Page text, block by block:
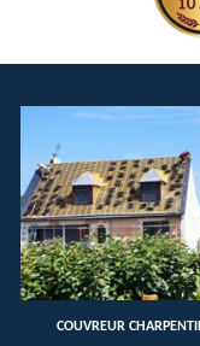
COUVREUR